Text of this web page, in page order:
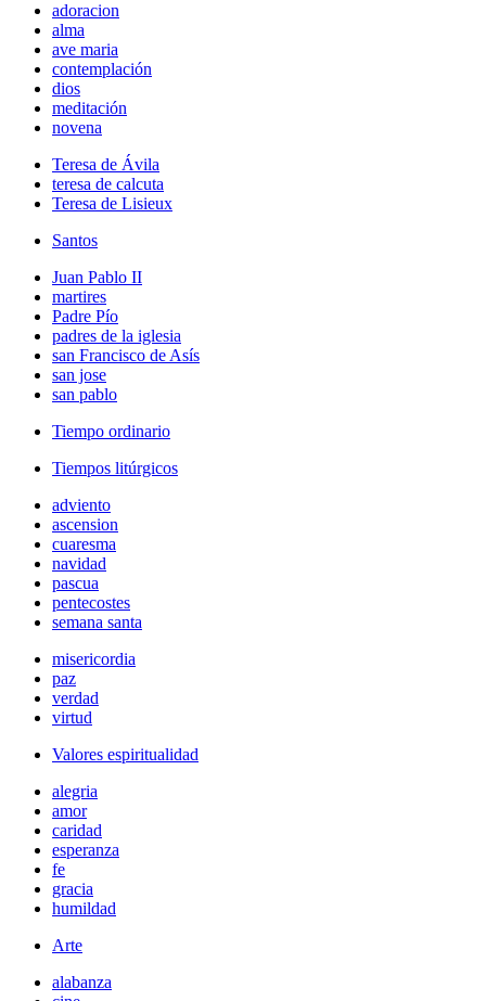
adoracion
alma
ave maria
contemplación
dios
meditación
novena
Teresa de Ávila
teresa de calcuta
Teresa de Lisieux
Santos
Juan Pablo II
martires
Padre Pío
padres de la iglesia
san Francisco de Asís
san jose
san pablo
Tiempo ordinario
Tiempos litúrgicos
adviento
ascension
cuaresma
navidad
pascua
pentecostes
semana santa
misericordia
paz
verdad
virtud
Valores espiritualidad
alegria
amor
caridad
esperanza
fe
gracia
humildad
Arte
alabanza